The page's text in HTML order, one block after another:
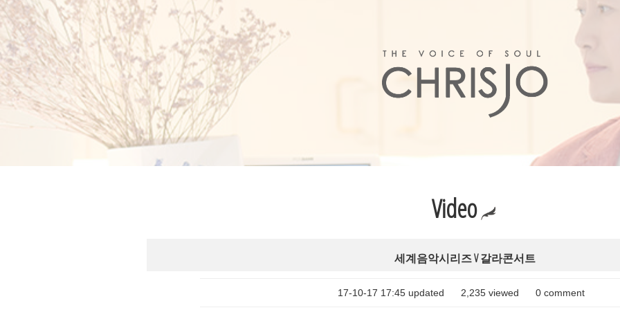
Video
세계음악시리즈 V 갈라콘서트
17-10-17 17:45 updated 2,235 viewed 0 comment